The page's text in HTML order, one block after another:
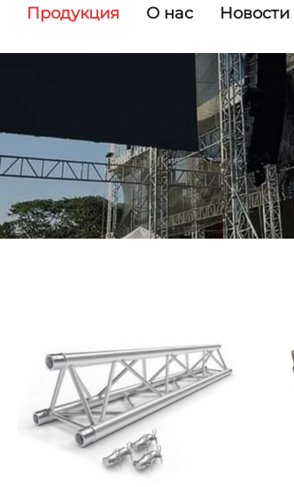
Продукция О нас Новости